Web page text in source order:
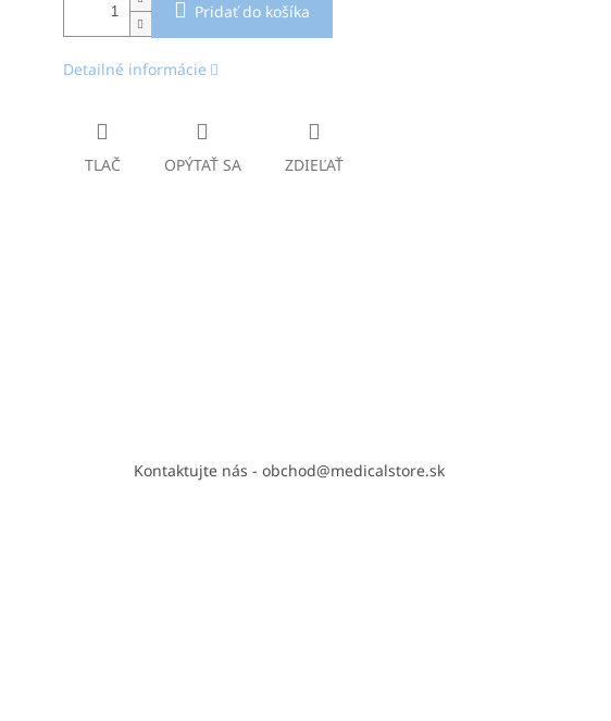
Pridať do košíka
Detailné informácie
TLAČ OPÝTAŤ SA ZDIEĽAŤ
Kontaktujte nás - obchod@medicalstore.sk